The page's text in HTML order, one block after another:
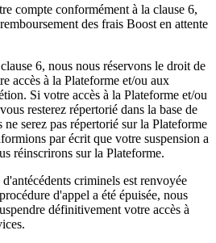
compte conformément à la clause 6,
des frais Boost en attente
6, nous nous réservons le droit de
accès à la Plateforme et/ou aux
Si votre accès à la Plateforme et/ou
resterez répertorié dans la base de
ne serez pas répertorié sur la Plateforme
par écrit que votre suspension a
réinscrirons sur la Plateforme.
criminels est renvoyée
d'appel a été épuisée, nous
définitivement votre accès à